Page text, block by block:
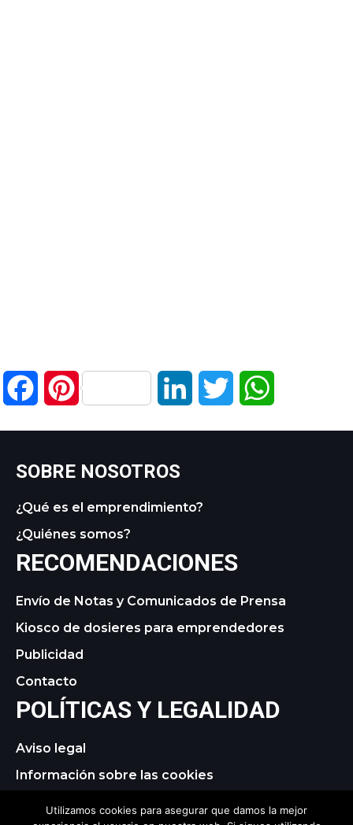
FacebookPinterest LinkedIn Twitter
SOBRE NOSOTROS
¿Qué es el emprendimiento?
¿Quiénes somos?
RECOMENDACIONES
Envío de Notas y Comunicados de Prensa
Kiosco de dosieres para emprendedores
Publicidad
Contacto
POLÍTICAS Y LEGALIDAD
Aviso legal
Información sobre las cookies
Utilizamos cookies para asegurar que damos la mejor